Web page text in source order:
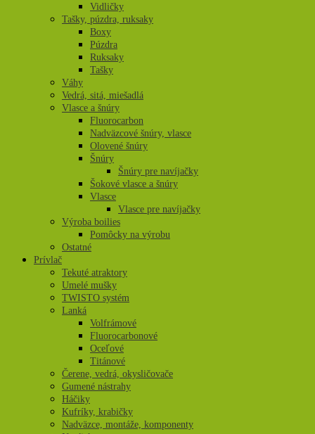
Vidličky
Tašky, púzdra, ruksaky
Boxy
Púzdra
Ruksaky
Tašky
Váhy
Vedrá, sitá, miešadlá
Vlasce a šnúry
Fluorocarbon
Nadväzcové šnúry, vlasce
Olovené šnúry
Šnúry
Šnúry pre navíjačky
Šokové vlasce a šnúry
Vlasce
Vlasce pre navíjačky
Výroba boilies
Pomôcky na výrobu
Ostatné
Prívlač
Tekuté atraktory
Umelé mušky
TWISTO systém
Lanká
Volfrámové
Fluorocarbonové
Oceľové
Titánové
Čerene, vedrá, okysličovače
Gumené nástrahy
Háčiky
Kufríky, krabičky
Nadväzce, montáže, komponenty